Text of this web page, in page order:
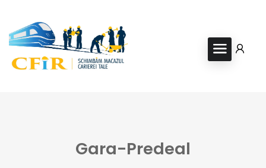
Gara-Predeal